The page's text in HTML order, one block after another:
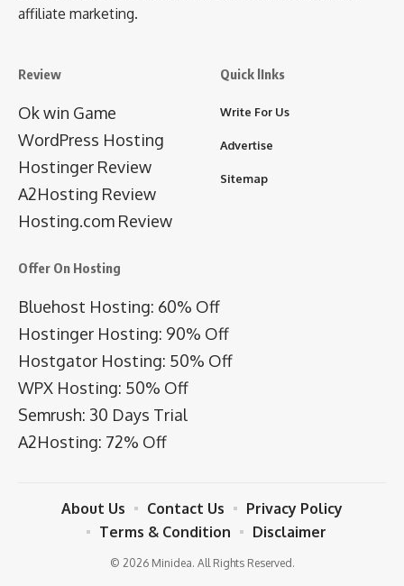
affiliate marketing.
Review
Ok win Game
WordPress Hosting
Hostinger Review
A2Hosting Review
Hosting.com Review
Quick lInks
Write For Us
Advertise
Sitemap
Offer On Hosting
Bluehost Hosting: 60% Off
Hostinger Hosting: 90% Off
Hostgator Hosting: 50% Off
WPX Hosting: 50% Off
Semrush: 30 Days Trial
A2Hosting: 72% Off
© 2026 Minidea. All Rights Reserved.
About Us Contact Us
Privacy Policy
Terms & Condition
Disclaimer